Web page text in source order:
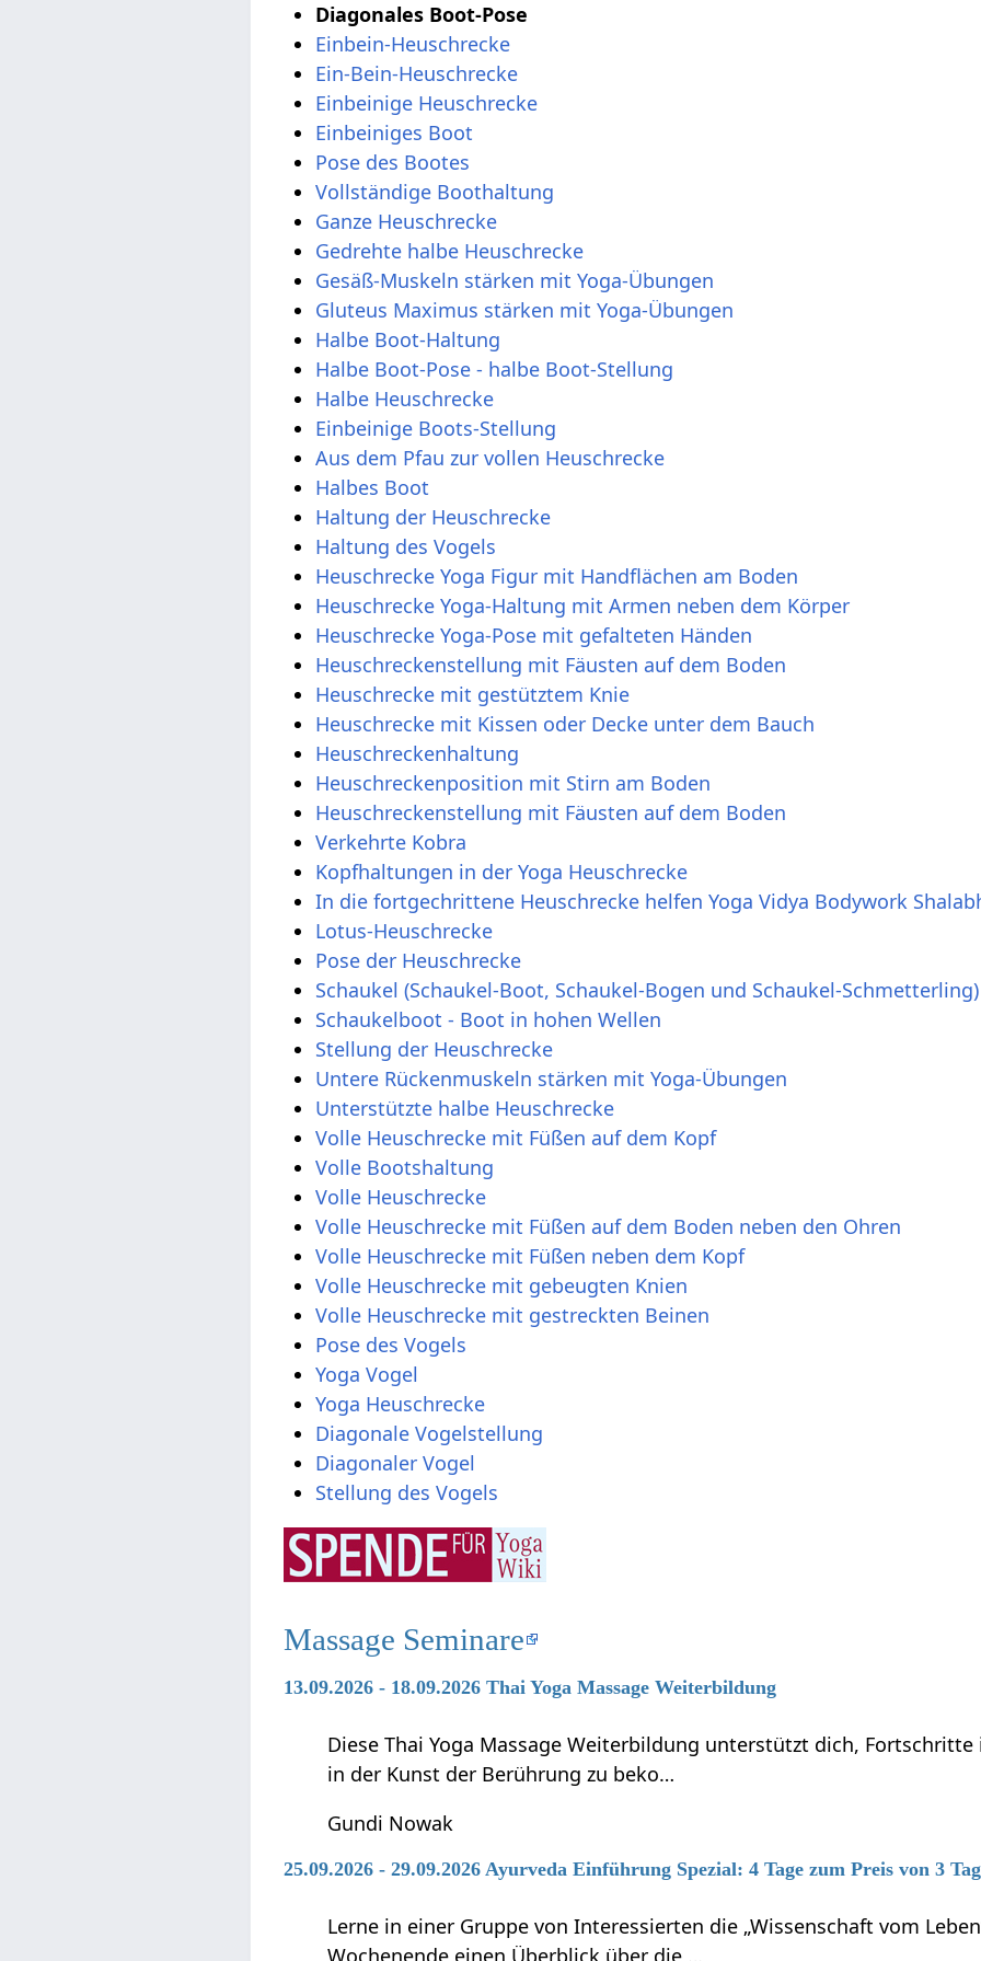
Diagonales Boot-Pose
Einbein-Heuschrecke
Ein-Bein-Heuschrecke
Einbeinige Heuschrecke
Einbeiniges Boot
Pose des Bootes
Vollständige Boothaltung
Ganze Heuschrecke
Gedrehte halbe Heuschrecke
Gesäß-Muskeln stärken mit Yoga-Übungen
Gluteus Maximus stärken mit Yoga-Übungen
Halbe Boot-Haltung
Halbe Boot-Pose - halbe Boot-Stellung
Halbe Heuschrecke
Einbeinige Boots-Stellung
Aus dem Pfau zur vollen Heuschrecke
Halbes Boot
Haltung der Heuschrecke
Haltung des Vogels
Heuschrecke Yoga Figur mit Handflächen am Boden
Heuschrecke Yoga-Haltung mit Armen neben dem Körper
Heuschrecke Yoga-Pose mit gefalteten Händen
Heuschreckenstellung mit Fäusten auf dem Boden
Heuschrecke mit gestütztem Knie
Heuschrecke mit Kissen oder Decke unter dem Bauch
Heuschreckenhaltung
Heuschreckenposition mit Stirn am Boden
Heuschreckenstellung mit Fäusten auf dem Boden
Verkehrte Kobra
Kopfhaltungen in der Yoga Heuschrecke
In die fortgechrittene Heuschrecke helfen Yoga Vidya Bodywork
Lotus-Heuschrecke
Pose der Heuschrecke
Schaukel (Schaukel-Boot, Schaukel-Bogen und Schaukel-Schmetterling)
Schaukelboot - Boot in hohen Wellen
Stellung der Heuschrecke
Untere Rückenmuskeln stärken mit Yoga-Übungen
Unterstützte halbe Heuschrecke
Volle Heuschrecke mit Füßen auf dem Kopf
Volle Bootshaltung
Volle Heuschrecke
Volle Heuschrecke mit Füßen auf dem Boden neben den Ohren
Volle Heuschrecke mit Füßen neben dem Kopf
Volle Heuschrecke mit gebeugten Knien
Volle Heuschrecke mit gestreckten Beinen
Pose des Vogels
Yoga Vogel
Yoga Heuschrecke
Diagonale Vogelstellung
Diagonaler Vogel
Stellung des Vogels
Massage Seminare
13.09.2026 - 18.09.2026 Thai Yoga Massage Weiterbildung
Diese Thai Yoga Massage Weiterbildung unterstützt dich,
in der Kunst der Berührung zu beko…
Gundi Nowak
25.09.2026 - 29.09.2026 Ayurveda Einführung Spezial: 4 Tage zum Preis von 3
Lerne in einer Gruppe von Interessierten die „Wissenschaft vom
Wochenende einen Überblick über die …